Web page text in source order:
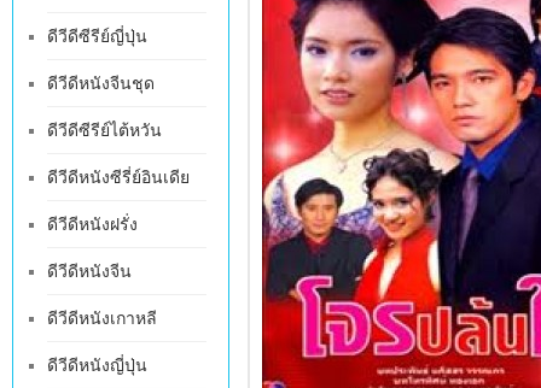
ดีวีดีซีรีย์ญี่ปุ่น
ดีวีดีหนังจีนชุด
ดีวีดีซีรีย์ไต้หวัน
ดีวีดีหนังซีรี่ย์อินเดีย
ดีวีดีหนังฝรั่ง
ดีวีดีหนังจีน
ดีวีดีหนังเกาหลี
ดีวีดีหนังญี่ปุ่น